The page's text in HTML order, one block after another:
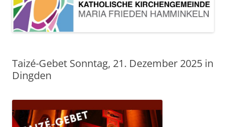
Taizé-Gebet Sonntag, 21. Dezember 2025 in
Dingden